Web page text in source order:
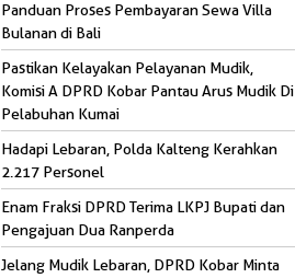
Panduan Proses Pembayaran Sewa Villa
Bulanan di Bali
Pastikan Kelayakan Pelayanan Mudik,
Komisi A DPRD Kobar Pantau Arus Mudik Di
Pelabuhan Kumai
Hadapi Lebaran, Polda Kalteng Kerahkan
2.217 Personel
Enam Fraksi DPRD Terima LKPJ Bupati dan
Pengajuan Dua Ranperda
Jelang Mudik Lebaran, DPRD Kobar Minta